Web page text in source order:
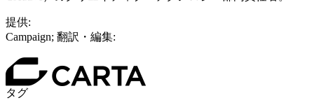
提供:
Campaign; 翻訳・編集:
タグ